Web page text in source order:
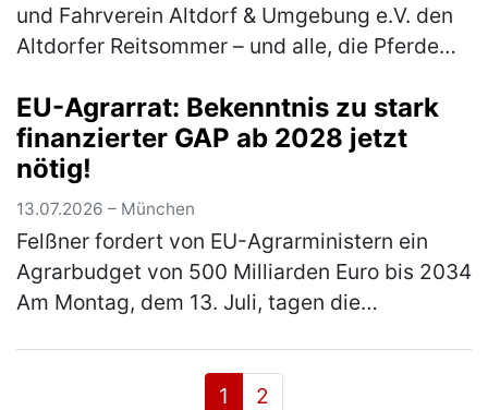
und Fahrverein Altdorf & Umgebung e.V. den
Altdorfer Reitsommer – und alle, die Pferde
Besucher erleb… (mehr)
EU-Agrarrat: Bekenntnis zu stark
finanzierter GAP ab 2028 jetzt
nötig!
13.07.2026 – München
Felßner fordert von EU-Agrarministern ein
Agrarbudget von 500 Milliarden Euro bis 2034
Am Montag, dem 13. Juli, tagen die
1
2